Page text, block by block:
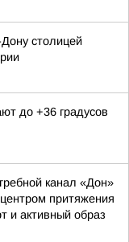
столицей
до +36 градусов
канал «Дон»
притяжения
и активный образ